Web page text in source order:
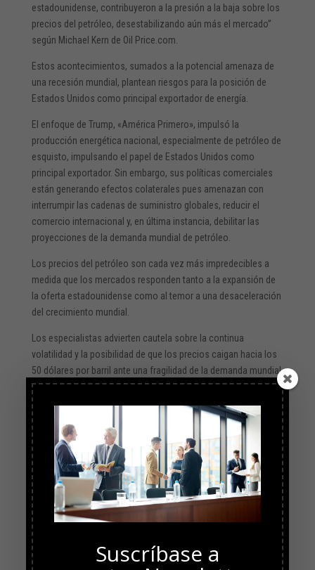
estadounidense, contribuyeron a la presión a la baja sobre los
precios del petróleo, desestabilizando aún más el mercado”
según Michael Kern de Oil Price.com.
Estos acontecimientos, sumados a la potencial amenaza de
una recesión mundial, plantean riesgos para la posición de
Estados Unidos como principal exportador de energía.
El enfoque de Trump, «América Primero», impulsó la
producción energética nacional, especialmente de petróleo de
esquisto, impulsando el papel de Estados Unidos como
principal exportador. Sin embargo, sus políticas comerciales
están generando efectos colaterales pues amenazan con
interrumpir las cadenas de suministro globales, reducir el
comercio internacional y, en última instancia, debilitar las
proyecciones de la demanda mundial de petróleo.
Los precios del petróleo son cada vez más impredecibles a
medida que los mercados responden tanto a la expansión de
la oferta estadounidense como al temor a una desaceleración
del crecimiento mundial.
Los especialistas advierten cautela sobre la continua
volatilidad y la posibilidad de que los precios caigan hacia los
50 dólares por barril ante una fragilidad de la demanda mundial
y el aumento de las barreras comerciales, lo que generará más
incertidumbre en el mercado petrolero.
Suscríbase a